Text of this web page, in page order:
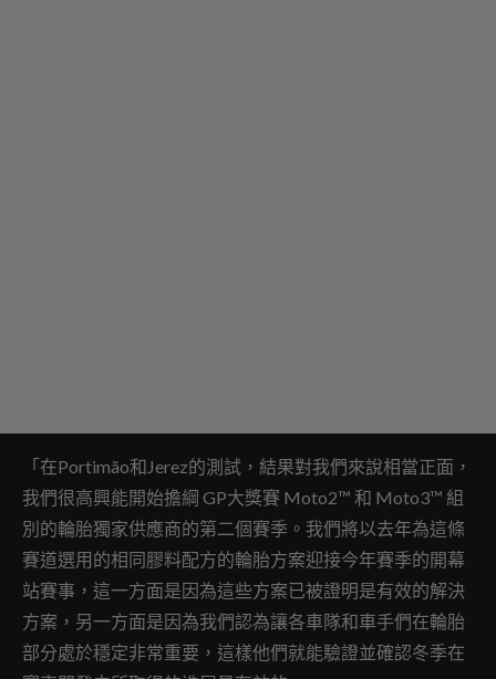
「在Portimão和Jerez的測試，結果對我們來說相當正面，
我們很高興能開始擔綱 GP大獎賽 Moto2™ 和 Moto3™ 組
別的輪胎獨家供應商的第二個賽季。我們將以去年為這條
賽道選用的相同膠料配方的輪胎方案迎接今年賽季的開幕
站賽事，這一方面是因為這些方案已被證明是有效的解決
方案，另一方面是因為我們認為讓各車隊和車手們在輪胎
部分處於穩定非常重要，這樣他們就能驗證並確認冬季在